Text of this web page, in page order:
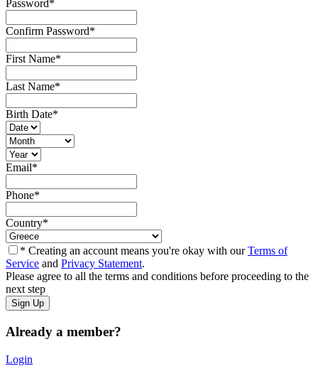
Password*
Confirm Password*
First Name*
Last Name*
Birth Date*
Email*
Phone*
Country*
* Creating an account means you're okay with ourTerms of
Service and Privacy Statement.
Please agree to all the terms and conditions before proceeding to the
next step
Already a member?
Login